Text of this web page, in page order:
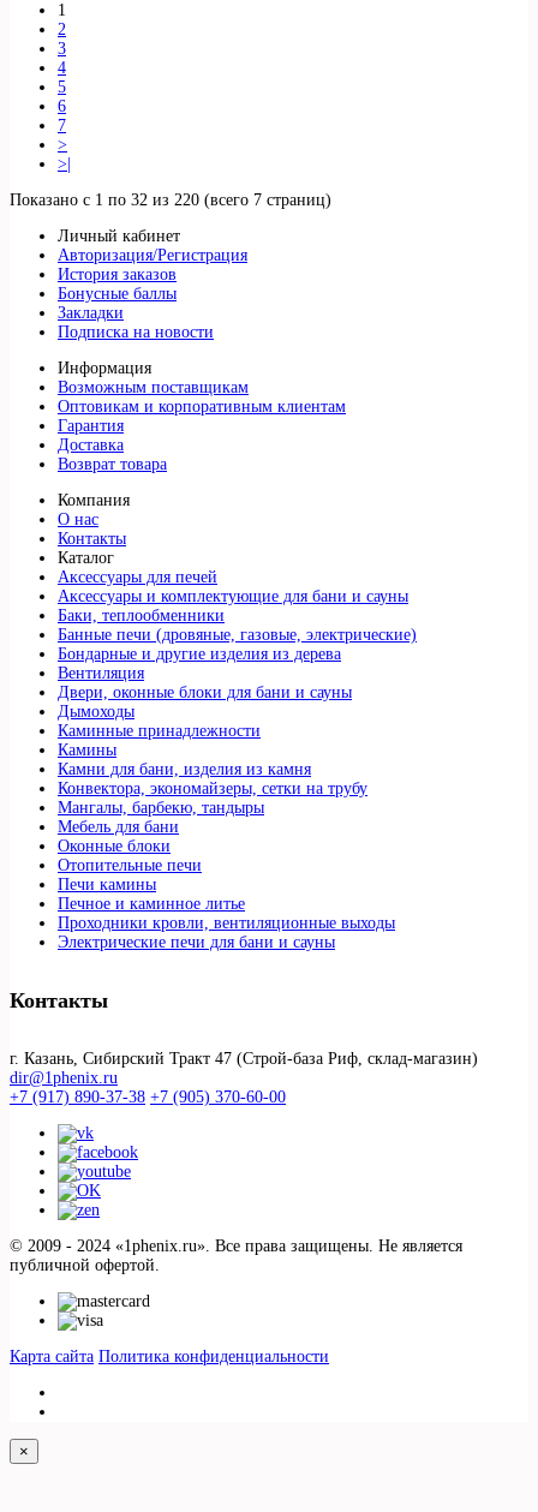
1
2
3
4
5
6
7
>
>|
Показано с 1 по 32 из 220 (всего 7 страниц)
Личный кабинет
Авторизация/Регистрация
История заказов
Бонусные баллы
Закладки
Подписка на новости
Информация
Возможным поставщикам
Оптовикам и корпоративным клиентам
Гарантия
Доставка
Возврат товара
Компания
О нас
Контакты
Каталог
Аксессуары для печей
Аксессуары и комплектующие для бани и сауны
Баки, теплообменники
Банные печи (дровяные, газовые, электрические)
Бондарные и другие изделия из дерева
Вентиляция
Двери, оконные блоки для бани и сауны
Дымоходы
Каминные принадлежности
Камины
Камни для бани, изделия из камня
Конвектора, экономайзеры, сетки на трубу
Мангалы, барбекю, тандыры
Мебель для бани
Оконные блоки
Отопительные печи
Печи камины
Печное и каминное литье
Проходники кровли, вeнтиляционные выходы
Электрические печи для бани и сауны
Контакты
г. Казань, Сибирский Тракт 47 (Строй-база Риф, склад-магазин)
dir@1phenix.ru
+7 (917) 890-37-38 +7 (905) 370-60-00
© 2009 - 2024 «1phenix.ru». Все права защищены. Не является
публичной офертой.
Карта сайта Политика конфиденциальности
×